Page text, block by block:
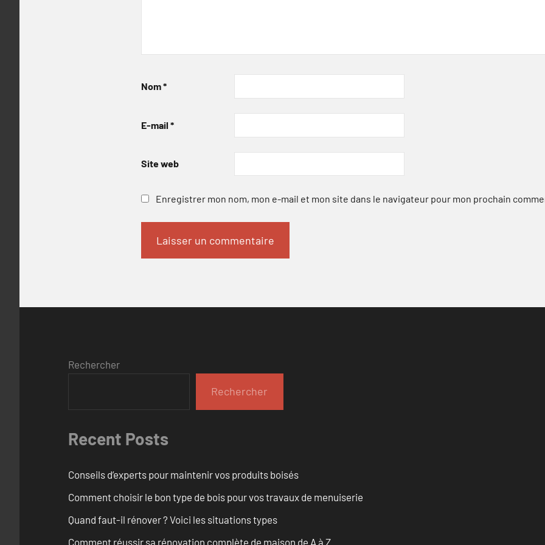
Nom*
E-mail *
Site web
Enregistrer mon nom, mon e-mail et mon site dans le navigateur pour mon prochain
Rechercher
Rechercher
Recent Posts
Conseils d’experts pour maintenir vos produits boisés
Comment choisir le bon type de bois pour vos travaux de menuiserie
Quand faut-il rénover ? Voici les situations types
Comment réussir sa rénovation complète de maison de A à Z